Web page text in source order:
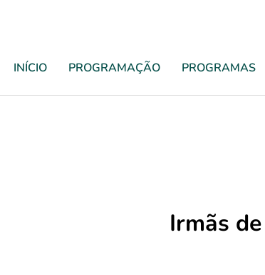
INÍCIO PROGRAMAÇÃO PROGRAMAS
Irmãs